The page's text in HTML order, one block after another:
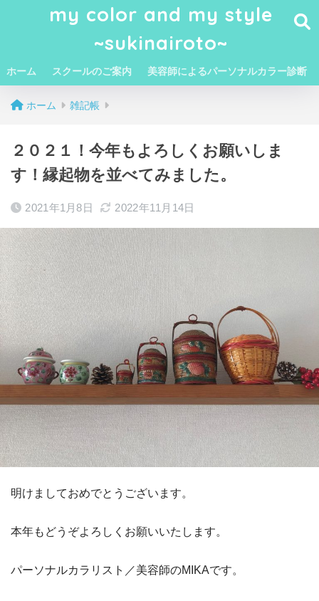
my color and my style
~sukinairoto~
ホーム スクールのご案内 美容師によるパーソナルカラー診断
ホーム 雑記帳
２０２１！今年もよろしくお願いしま
す！縁起物を並べてみました。
2021年1月8日 2022年11月14日
明けましておめでとうございます。
本年もどうぞよろしくお願いいたします。
パーソナルカラリスト／美容師のMIKAです。